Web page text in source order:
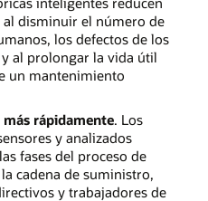
disminuir el número de
los defectos de los
al prolongar la vida útil
un mantenimiento
rápidamente. Los
y analizados
fases del proceso de
cadena de suministro,
y trabajadores de